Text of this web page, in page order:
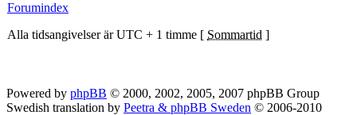
Forumindex
Alla tidsangivelser är UTC + 1 timme [ Sommartid ]
Powered by phpBB © 2000, 2002, 2005, 2007 phpBB Group
Swedish translation by Peetra & phpBB Sweden © 2006-2010